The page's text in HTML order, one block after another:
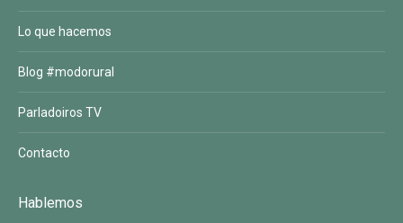
Lo que hacemos
Blog #modorural
Parladoiros TV
Contacto
Hablemos